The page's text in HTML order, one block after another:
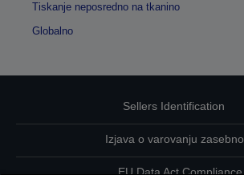
Tiskanje neposredno na tkanino
Globalno
Sellers Identification
Izjava o varovanju
EU Data Act Compliance